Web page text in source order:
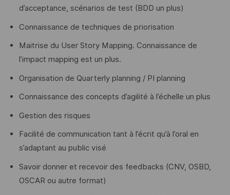
d’acceptance, scénarios de test (BDD un plus)
Connaissance de techniques de priorisation
Maitrise du User Story Mapping. Connaissance de
l’impact mapping est un plus.
Organisation de Quarterly planning / PI planning
Connaissance des concepts d’agilité à l’échelle un plus
Gestion des risques
Facilité de communication tant à l’écrit qu’à l’oral en
s’adaptant au public visé
Savoir donner et recevoir des feedbacks (CNV, OSBD,
OSCAR ou autre format)